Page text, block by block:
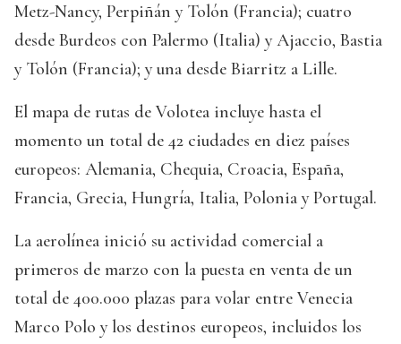
Metz-Nancy, Perpiñán y Tolón (Francia); cuatro
desde Burdeos con Palermo (Italia) y Ajaccio, Bastia
y Tolón (Francia); y una desde Biarritz a Lille.
El mapa de rutas de Volotea incluye hasta el
momento un total de 42 ciudades en diez países
europeos: Alemania, Chequia, Croacia, España,
Francia, Grecia, Hungría, Italia, Polonia y Portugal.
La aerolínea inició su actividad comercial a
primeros de marzo con la puesta en venta de un
total de 400.000 plazas para volar entre Venecia
Marco Polo y los destinos europeos, incluidos los